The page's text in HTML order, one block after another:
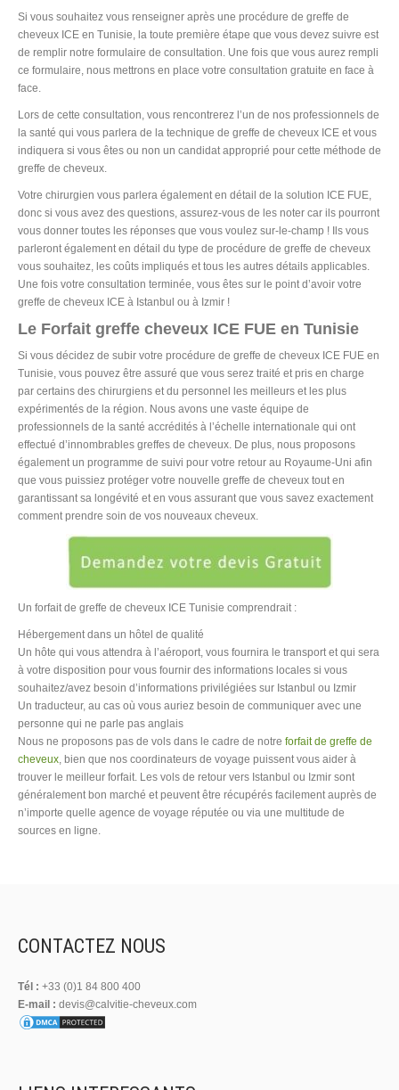
Si vous souhaitez vous renseigner après une procédure de greffe de
cheveux ICE en Tunisie, la toute première étape que vous devez suivre est
de remplir notre formulaire de consultation. Une fois que vous aurez rempli
ce formulaire, nous mettrons en place votre consultation gratuite en face à
face.
Lors de cette consultation, vous rencontrerez l’un de nos professionnels de
la santé qui vous parlera de la technique de greffe de cheveux ICE et vous
indiquera si vous êtes ou non un candidat approprié pour cette méthode de
greffe de cheveux.
Votre chirurgien vous parlera également en détail de la solution ICE FUE,
donc si vous avez des questions, assurez-vous de les noter car ils pourront
vous donner toutes les réponses que vous voulez sur-le-champ ! Ils vous
parleront également en détail du type de procédure de greffe de cheveux
vous souhaitez, les coûts impliqués et tous les autres détails applicables.
Une fois votre consultation terminée, vous êtes sur le point d’avoir votre
greffe de cheveux ICE à Istanbul ou à Izmir !
Le Forfait greffe cheveux ICE FUE en Tunisie
Si vous décidez de subir votre procédure de greffe de cheveux ICE FUE en
Tunisie, vous pouvez être assuré que vous serez traité et pris en charge
par certains des chirurgiens et du personnel les meilleurs et les plus
expérimentés de la région. Nous avons une vaste équipe de
professionnels de la santé accrédités à l’échelle internationale qui ont
effectué d’innombrables greffes de cheveux. De plus, nous proposons
également un programme de suivi pour votre retour au Royaume-Uni afin
que vous puissiez protéger votre nouvelle greffe de cheveux tout en
garantissant sa longévité et en vous assurant que vous savez exactement
comment prendre soin de vos nouveaux cheveux.
Un forfait de greffe de cheveux ICE Tunisie comprendrait :
Hébergement dans un hôtel de qualité
Un hôte qui vous attendra à l’aéroport, vous fournira le transport et qui sera
à votre disposition pour vous fournir des informations locales si vous
souhaitez/avez besoin d’informations privilégiées sur Istanbul ou Izmir
Un traducteur, au cas où vous auriez besoin de communiquer avec une
personne qui ne parle pas anglais
Nous ne proposons pas de vols dans le cadre de notre forfait de greffe de
cheveux, bien que nos coordinateurs de voyage puissent vous aider à
trouver le meilleur forfait. Les vols de retour vers Istanbul ou Izmir sont
généralement bon marché et peuvent être récupérés facilement auprès de
n’importe quelle agence de voyage réputée ou via une multitude de
sources en ligne.
CONTACTEZ NOUS
Tél : +33 (0)1 84 800 400
E-mail : devis@calvitie-cheveux.com